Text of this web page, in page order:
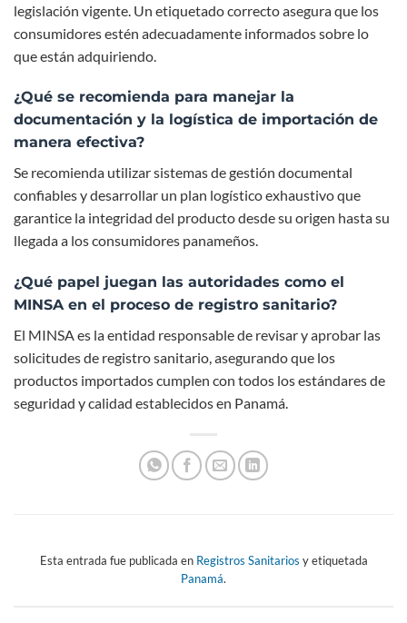
legislación vigente. Un etiquetado correcto asegura que los
consumidores estén adecuadamente informados sobre lo
que están adquiriendo.
¿Qué se recomienda para manejar la
documentación y la logística de importación de
manera efectiva?
Se recomienda utilizar sistemas de gestión documental
confiables y desarrollar un plan logístico exhaustivo que
garantice la integridad del producto desde su origen hasta su
llegada a los consumidores panameños.
¿Qué papel juegan las autoridades como el
MINSA en el proceso de registro sanitario?
El MINSA es la entidad responsable de revisar y aprobar las
solicitudes de registro sanitario, asegurando que los
productos importados cumplen con todos los estándares de
seguridad y calidad establecidos en Panamá.
Esta entrada fue publicada en Registros Sanitarios y etiquetada
Panamá.